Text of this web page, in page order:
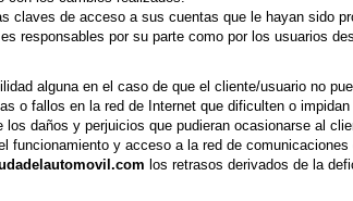
claves de acceso a sus cuentas que le hayan sido
responsables por su parte como por los usuarios
alguna en el caso de que el cliente/usuario no
o fallos en la red de Internet que dificulten o
los daños y perjuicios que pudieran ocasionarse al
funcionamiento y acceso a la red de
los retrasos derivados de la